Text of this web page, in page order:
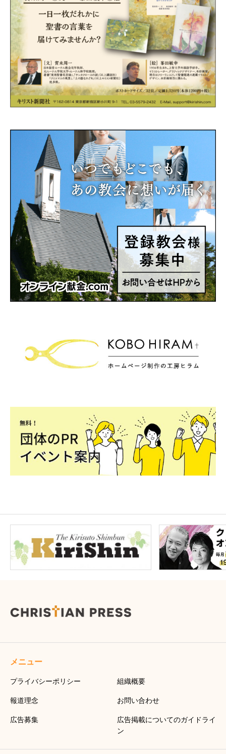
メニュー
プライバシーポリシー 組織概要
報道理念 お問い合わせ
広告募集
広告掲載についてのガイドライ
ン